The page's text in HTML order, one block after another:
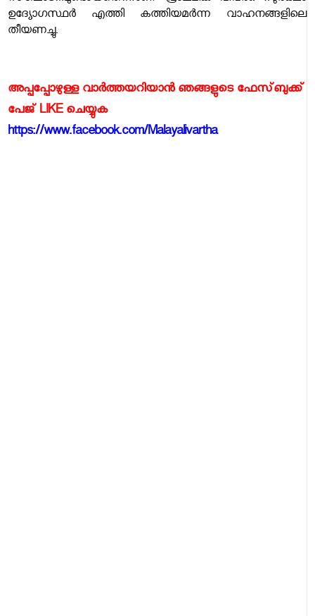
ഉദ്യോഗസ്ഥര്‍ എത്തി കത്തിയമര്‍ന്ന വാഹനങ്ങളിലെ
തീയണച്ചു.
അപ്പപ്പോഴുള്ള വാര്‍ത്തയറിയാന്‍ ഞങ്ങളുടെ ഫേസ്‌ബുക്ക്‌
പേജ് LIKE ചെയ്യുക
https://www.facebook.com/Malayalivartha